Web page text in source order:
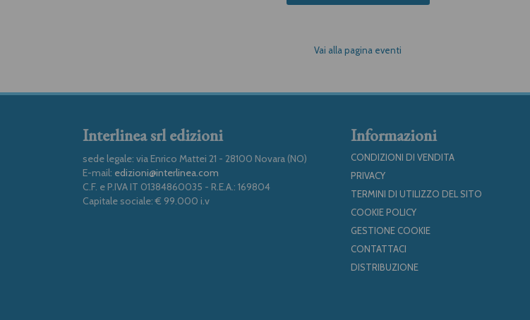
Vai alla pagina eventi
Interlinea srl edizioni
sede legale: via Enrico Mattei 21 - 28100 Novara (NO)
E-mail: edizioni@interlinea.com
C.F. e P.IVA IT 01384860035 - R.E.A.: 169804
Capitale sociale: € 99.000 i.v
Informazioni
CONDIZIONI DI VENDITA
PRIVACY
TERMINI DI UTILIZZO DEL SITO
COOKIE POLICY
GESTIONE COOKIE
CONTATTACI
DISTRIBUZIONE